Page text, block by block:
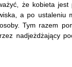
że kobieta jest
a po ustaleniu
Tym razem
nadjeżdżający